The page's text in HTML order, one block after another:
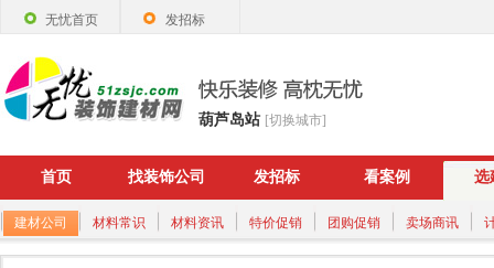
无忧首页 发招标
葫芦岛站 [切换城市]
首页 找装饰公司 发招标 看案例 选
建材公司 材料常识 材料资讯 特价促销 团购促销 卖场商讯